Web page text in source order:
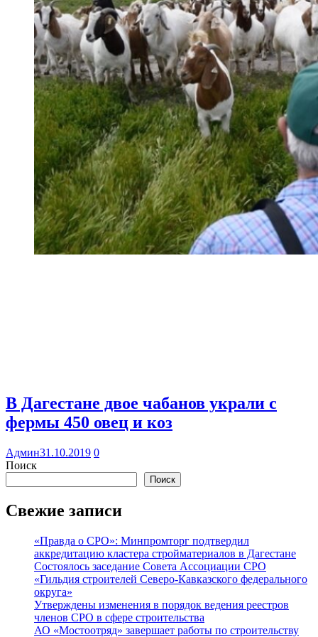
В Дагестане двое чабанов украли с
фермы 450 овец и коз
Админ31.10.2019 0
Поиск
Поиск
Свежие записи
«Правда о СРО»: Минпромторг подтвердил
аккредитацию кластера стройматериалов в Дагестане
Состоялось заседание Совета Ассоциации СРО
«Гильдия строителей Северо-Кавказского федерального
округа»
Утверждены изменения в порядок ведения реестров
членов СРО в сфере строительства
АО «Мостоотряд» завершает работы по строительству